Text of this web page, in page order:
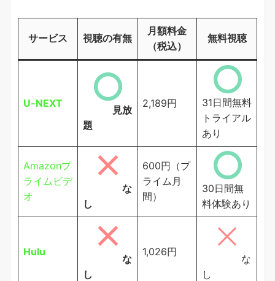
サービス 視聴の有無
月額料金
（税込）
無料視聴
U-NEXT
見放
題
2,189円
31日間無料
トライアル
あり
Amazonプ
ライムビデ
オ
な
し
600円（プ
ライム月
間）
30日間無
料体験あり
Hulu
な
し
1,026円
な
し